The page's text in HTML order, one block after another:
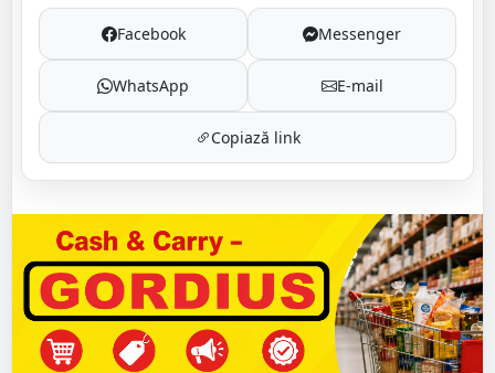
Facebook Messenger
WhatsApp E-mail
Copiază link